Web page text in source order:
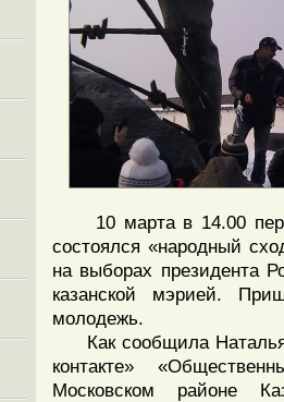
10 марта в 14.00
состоялся «народный
на выборах президента
казанской мэрией.
молодежь.
Как сообщила Наталья
контакте»
Московском районе